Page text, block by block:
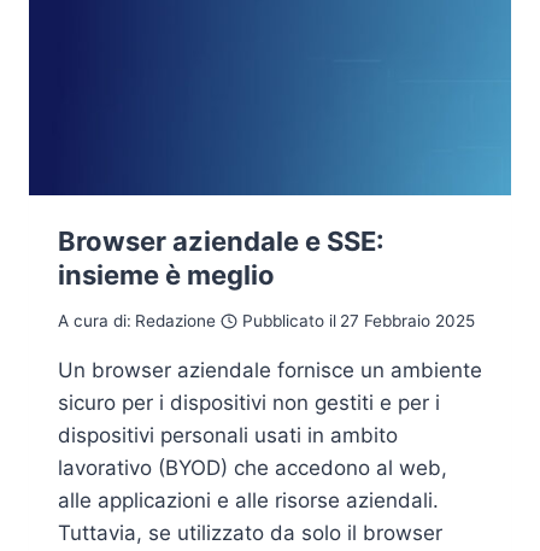
Browser aziendale e SSE:
insieme è meglio
A cura di: Redazione Pubblicato il 27 Febbraio 2025
Un browser aziendale fornisce un ambiente
sicuro per i dispositivi non gestiti e per i
dispositivi personali usati in ambito
lavorativo (BYOD) che accedono al web,
alle applicazioni e alle risorse aziendali.
Tuttavia, se utilizzato da solo il browser